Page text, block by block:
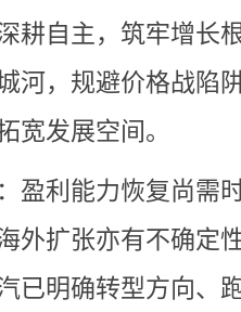
耕自主，筑牢增长
河，规避价格战陷
宽发展空间。
盈利能力恢复尚需
外扩张亦有不确定
已明确转型方向、